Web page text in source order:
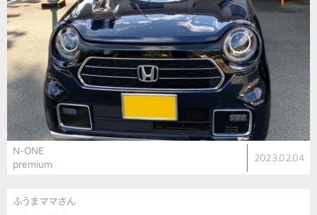
N-ONE
premium
2023.02.04
ふうまママさん